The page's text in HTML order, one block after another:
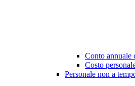
Conto annuale
Costo
Personale non a